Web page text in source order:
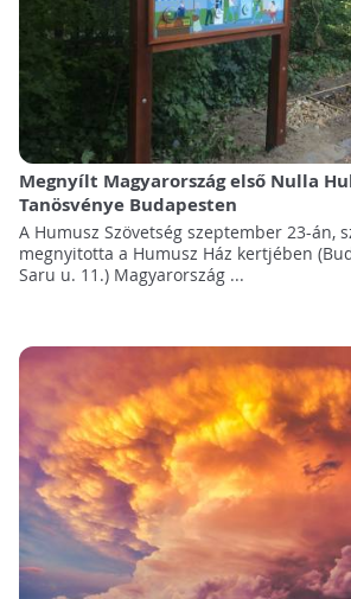
Megnyílt Magyarország első Nulla
Tanösvénye Budapesten
A Humusz Szövetség szeptember 23-án,
megnyitotta a Humusz Ház kertjében
Saru u. 11.) Magyarország ...